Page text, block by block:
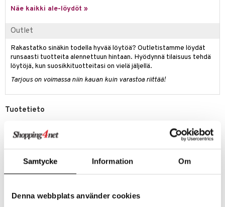
Samtycke Information Om
Denna webbplats använder cookies
Näe kaikki ale-löydöt »
Outlet
Rakastatko sinäkin todella hyvää löytöä? Outletistamme löydät
runsaasti tuotteita alennettuun hintaan. Hyödynnä tilaisuus tehdä
löytöjä, kun suosikkituotteitasi on vielä jäljellä.
Tarjous on voimassa niin kauan kuin varastoa riittää!
Tuotetieto
kaikki ovat äärimmäistä tuoksulaatua. Jokaisen tuoksun ydin on
kokoelma kestävästi ja vastuullisesti tuotettuja ainesosia, joissa
viittaa "tuoksunuottien harmoniseen yhdistelmään".
& Ihonpuhdistus